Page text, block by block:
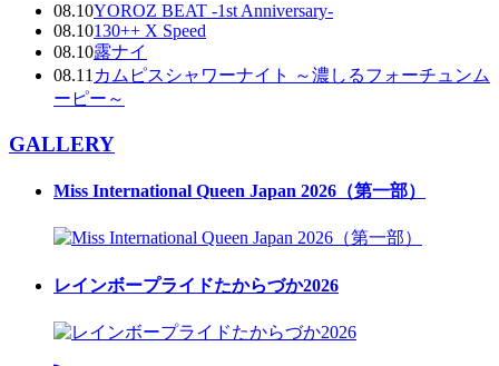
08.10YOROZ BEAT -1st Anniversary-
08.10130++ X Speed
08.10露ナイ
08.11 カムピスシャワーナイト ～濃しるフォーチュンム
ーピー～
GALLERY
Miss International Queen Japan 2026（第一部）
レインボープライドたからづか2026